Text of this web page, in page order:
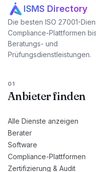
ISMS Directory
Die besten ISO 27001-
Compliance-Plattformen
Beratungs- und
Prüfungsdienstleistungen.
01
Anbieter finden
Alle Dienste anzeigen
Berater
Software
Compliance-Plattformen
Zertifizierung & Audit